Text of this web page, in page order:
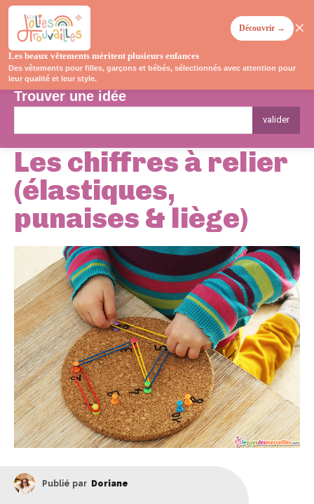
Trouver une idée
valider
Les chiffres à relier
(élastiques,
punaises & liège)
Publié par Doriane
Les beaux vêtements méritent plusieurs enfances
Des vêtements pour filles, garçons et bébés, sélectionnés avec attention pour
leur qualité et leur style.
Découvrir → ✕